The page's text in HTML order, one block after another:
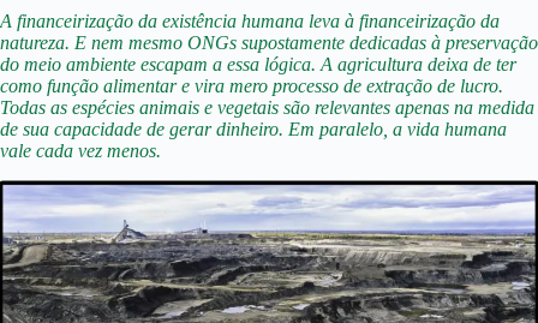
A financeirização da existência humana leva à financeirização da
natureza. E nem mesmo ONGs supostamente dedicadas à preservação
do meio ambiente escapam a essa lógica. A agricultura deixa de ter
como função alimentar e vira mero processo de extração de lucro.
Todas as espécies animais e vegetais são relevantes apenas na medida
de sua capacidade de gerar dinheiro. Em paralelo, a vida humana
vale cada vez menos.